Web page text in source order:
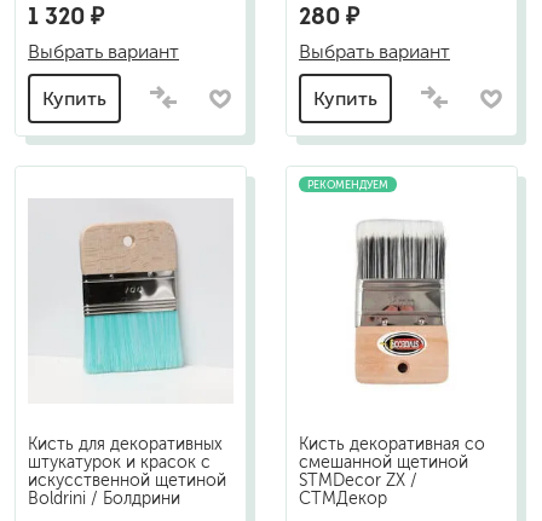
1 320 ₽
Выбрать вариант
Купить
280 ₽
Выбрать вариант
Купить
Кисть для декоративных
штукатурок и красок с
искусственной щетиной
Boldrini / Болдрини
РЕКОМЕНДУЕМ
Кисть декоративная со
смешанной щетиной
STMDecor ZX /
СТМДекор